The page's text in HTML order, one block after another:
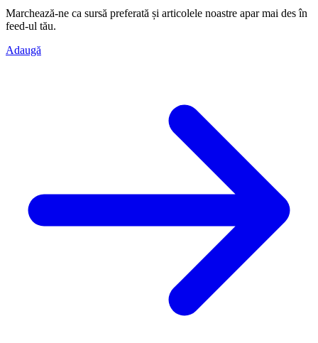
Marchează-ne ca sursă preferată și articolele noastre apar mai des în
feed-ul tău.
Adaugă